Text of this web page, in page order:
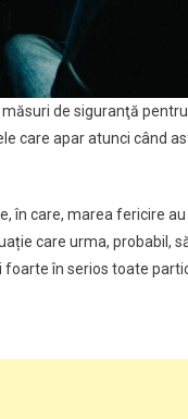
de siguranţă
care apar atunci când
în care, marea fericire
care urma, probabil,
în serios toate